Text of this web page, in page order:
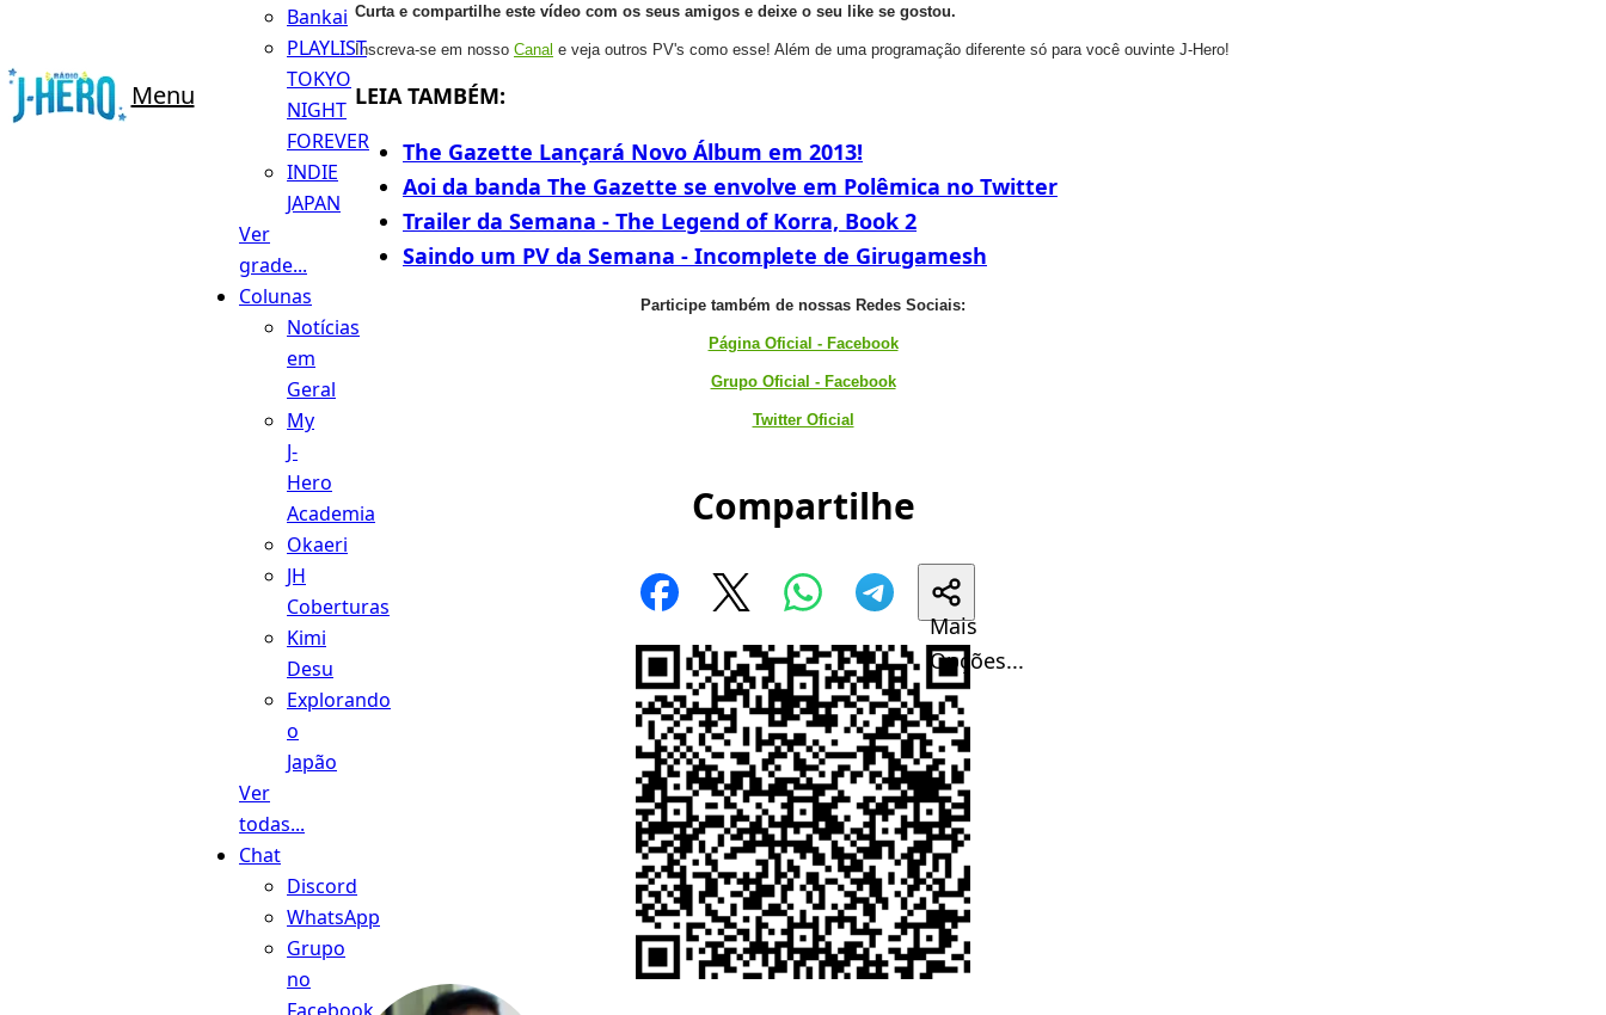
Menu
Bankai
PLAYLIST
TOKYO
NIGHT
FOREVER
INDIE
JAPAN
Ver
grade...
Colunas
Notícias
em
Geral
My
J-
Hero
Academia
Okaeri
JH
Coberturas
Kimi
Desu
Explorando
o
Japão
Ver
todas...
Chat
Discord
WhatsApp
Grupo
no
Curta e compartilhe este vídeo com os seus amigos e deixe o seu like se gostou.
Inscreva-se em nosso Canal e veja outros PV's como esse! Além de uma programação diferente só para você ouvinte J-Hero!
LEIA TAMBÉM:
The Gazette Lançará Novo Álbum em 2013!
Aoi da banda The Gazette se envolve em Polêmica no Twitter
Trailer da Semana - The Legend of Korra, Book 2
Saindo um PV da Semana - Incomplete de Girugamesh
Participe também de nossas Redes Sociais:
Página Oficial - Facebook
Grupo Oficial - Facebook
Twitter Oficial
Compartilhe
Mais
Opções...